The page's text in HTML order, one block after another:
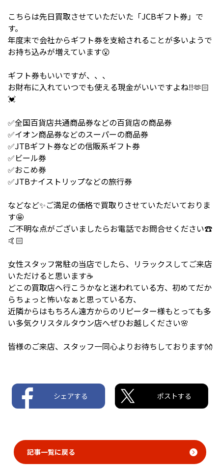
こちらは先日買取させていただいた「JCBギフト券」で
す。
年度末で会社からギフト券を支給されることが多いようで
お持ち込みが増えています😮
ギフト券もいいですが、、、
お財布に入れていつでも使える現金がいいですよね‼️🫶🏻
💓
✅全国百貨店共通商品券などの百貨店の商品券
✅イオン商品券などのスーパーの商品券
✅JTBギフト券などの信販系ギフト券
✅ビール券
✅おこめ券
✅JTBナイストリップなどの旅行券
などなど✨ご満足の価格で買取りさせていただいておりま
す🤩
ご不明な点がございましたらお電話でお問合せください☎️
🤙🏻
女性スタッフ常駐の当店でしたら、リラックスしてご来店
いただけると思います☕
どこの買取店へ行こうかなと迷われている方、初めてだか
らちょっと怖いなぁと思っている方、
近隣からはもちろん遠方からのリピーター様もとっても多
い多気クリスタルタウン店へぜひお越しください🌸
皆様のご来店、スタッフ一同心よりお待ちしております👐
シェアする ポストする
記事一覧に戻る